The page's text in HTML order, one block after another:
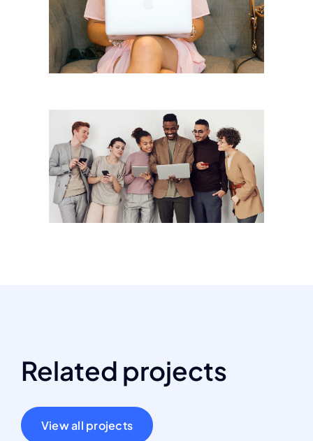
Related projects
View all projects